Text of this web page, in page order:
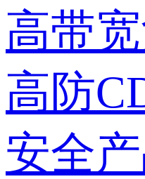
高带
高防
安全